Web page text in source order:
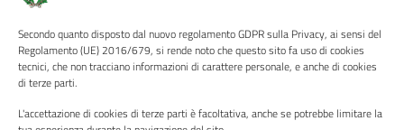
Secondo quanto disposto dal nuovo regolamento GDPR sulla Privacy, ai sensi del
Regolamento (UE) 2016/679, si rende noto che questo sito fa uso di cookies
tecnici, che non tracciano informazioni di carattere personale, e anche di cookies
di terze parti.
L'accettazione di cookies di terze parti è facoltativa, anche se potrebbe limitare la
Albo pretorio
Informativa privacy
Note legali